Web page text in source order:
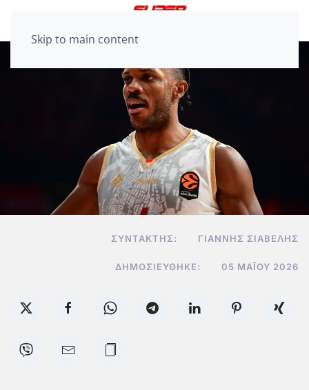
Skip to main content
ΣΥΝΤΆΚΤΗΣ: ΓΙΆΝΝΗΣ ΣΙΑΒΕΛΉΣ
ΔΗΜΟΣΙΕΎΘΗΚΕ: 05 ΜΑΪ́ΟΥ 2026